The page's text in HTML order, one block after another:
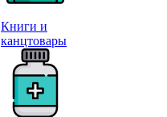
Книги и
канцтовары